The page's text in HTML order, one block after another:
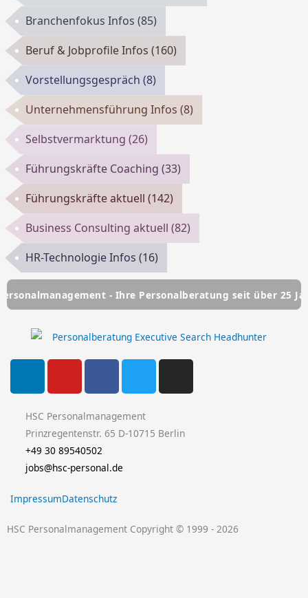
Branchenfokus Infos(85)
Beruf & Jobprofile Infos(160)
Vorstellungsgespräch(8)
Unternehmensführung Infos(8)
Selbstvermarktung(26)
Führungskräfte Coaching(33)
Führungskräfte aktuell(142)
Business Consulting aktuell(82)
HR-Technologie Infos(16)
- Ihre Personalberatung seit über 25 Jahren
L
n
k
e
d
i
Y
u
t
u
b
e
F
c
e
b
o
o
-
f
T
i
t
t
I
s
a
HSC Personalmanagement
Prinzregentenstr. 65 D-10715 Berlin
+49 30 89540502
jobs@hsc-personal.de
ImpressumDatenschutz
HSC Personalmanagement Copyright © 1999 - 2026